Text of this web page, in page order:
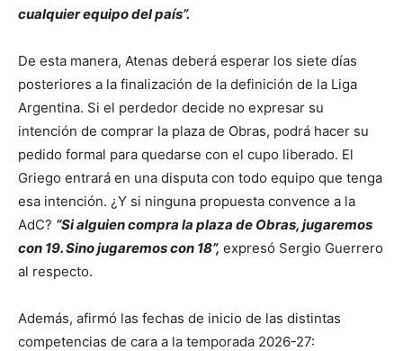
cualquier equipo del país”.
De esta manera, Atenas deberá esperar los siete días
posteriores a la finalización de la definición de la Liga
Argentina. Si el perdedor decide no expresar su
intención de comprar la plaza de Obras, podrá hacer su
pedido formal para quedarse con el cupo liberado. El
Griego entrará en una disputa con todo equipo que tenga
esa intención. ¿Y si ninguna propuesta convence a la
AdC? “Si alguien compra la plaza de Obras, jugaremos
con 19. Sino jugaremos con 18”, expresó Sergio Guerrero
al respecto.
Además, afirmó las fechas de inicio de las distintas
competencias de cara a la temporada 2026-27: